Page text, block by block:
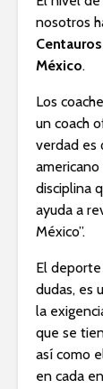
nosotros
México.
Los
un coach
verdad es
disciplina
ayuda a
México”.
El
dudas, es
la
que se
así como
en cada